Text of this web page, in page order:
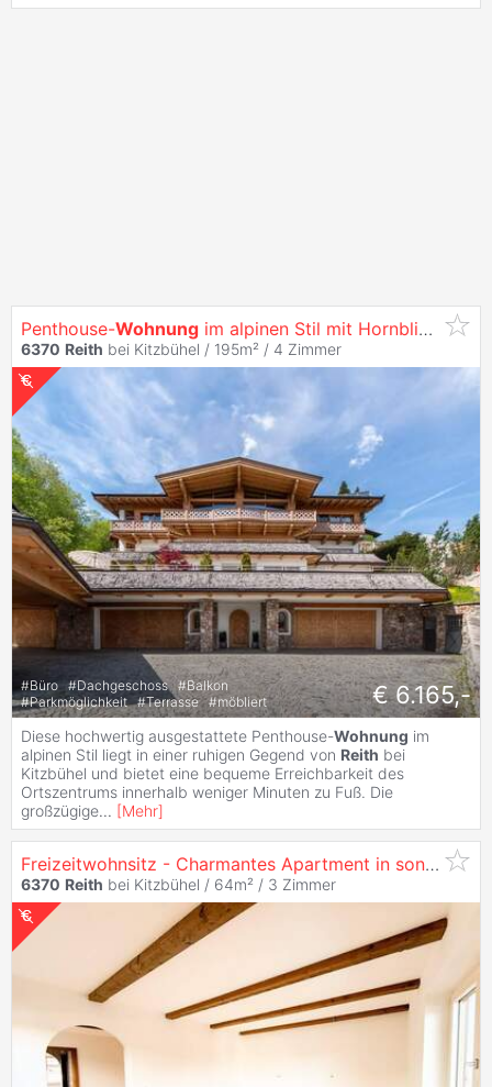
Penthouse-Wohnung im alpinen Stil mit Hornblick ( 01960 )
6370 Reith bei Kitzbühel / 195m² / 4 Zimmer
#Büro #Dachgeschoss #Balkon
#Parkmöglichkeit #Terrasse #möbliert € 6.165,-
Diese hochwertig ausgestattete Penthouse-Wohnung im
alpinen Stil liegt in einer ruhigen Gegend von Reith bei
Kitzbühel und bietet eine bequeme Erreichbarkeit des
Ortszentrums innerhalb weniger Minuten zu Fuß. Die
großzügige... [Mehr]
Freizeitwohnsitz - Charmantes Apartment in sonniger und ruhiger Lage von
6370 Reith bei Kitzbühel / 64m² / 3 Zimmer